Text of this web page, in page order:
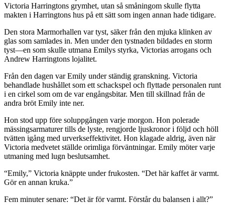
Victoria Harringtons grymhet, utan så småningom skulle flytta
makten i Harringtons hus på ett sätt som ingen annan hade tidigare.
Den stora Marmorhallen var tyst, säker från den mjuka klinken av
glas som samlades in. Men under den tystnaden bildades en storm
tyst—en som skulle utmana Emilys styrka, Victorias arrogans och
Andrew Harringtons lojalitet.
Från den dagen var Emily under ständig granskning. Victoria
behandlade hushållet som ett schackspel och flyttade personalen runt
i en cirkel som om de var engångsbitar. Men till skillnad från de
andra bröt Emily inte ner.
Hon stod upp före soluppgången varje morgon. Hon polerade
mässingsarmaturer tills de lyste, rengjorde ljuskronor i följd och höll
tvätten igång med urverkseffektivitet. Hon klagade aldrig, även när
Victoria medvetet ställde orimliga förväntningar. Emily möter varje
utmaning med lugn beslutsamhet.
“Emily,” Victoria knäppte under frukosten. “Det här kaffet är varmt.
Gör en annan kruka.”
Fem minuter senare: “Det är för varmt. Förstår du balansen i allt?”